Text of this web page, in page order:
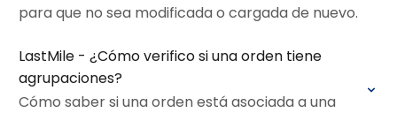
para que no sea modificada o cargada de nuevo.
LastMile - ¿Cómo verifico si una orden tiene
agrupaciones?
Cómo saber si una orden está asociada a una